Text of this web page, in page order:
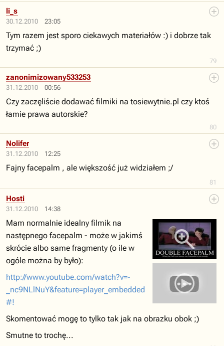
30.12.2010 23:05
79
li_s
Tym razem jest sporo ciekawych materiałów :) i dobrze tak
trzymać ;)
31.12.2010 00:56
80
zanonimizowany533253
Czy zaczęliście dodawać filmiki na tosiewytnie.pl czy ktoś
łamie prawa autorskie?
31.12.2010 12:25
81
Nolifer
Fajny facepalm , ale większość już widziałem ;/
31.12.2010 14:38
Hosti
Mam normalnie idealny filmik na
następnego facepalm - może w jakimś
skrócie albo same fragmenty (o ile w
ogóle można by było):
http://www.youtube.com/watch?v=-
_nc9NLlNuY&feature=player_embedded
#!
Skomentować mogę to tylko tak jak na obrazku obok ;)
Smutne to trochę...